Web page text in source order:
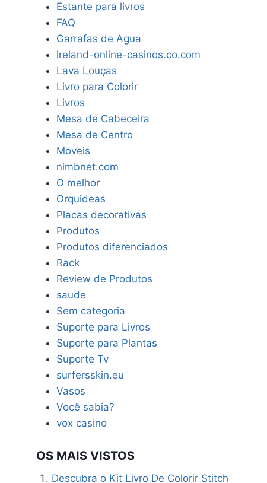
Estante para livros
FAQ
Garrafas de Agua
ireland-online-casinos.co.com
Lava Louças
Livro para Colorir
Livros
Mesa de Cabeceira
Mesa de Centro
Moveis
nimbnet.com
O melhor
Orquideas
Placas decorativas
Produtos
Produtos diferenciados
Rack
Review de Produtos
saude
Sem categoria
Suporte para Livros
Suporte para Plantas
Suporte Tv
surfersskin.eu
Vasos
Você sabia?
vox casino
OS MAIS VISTOS
Descubra o Kit Livro De Colorir Stitch